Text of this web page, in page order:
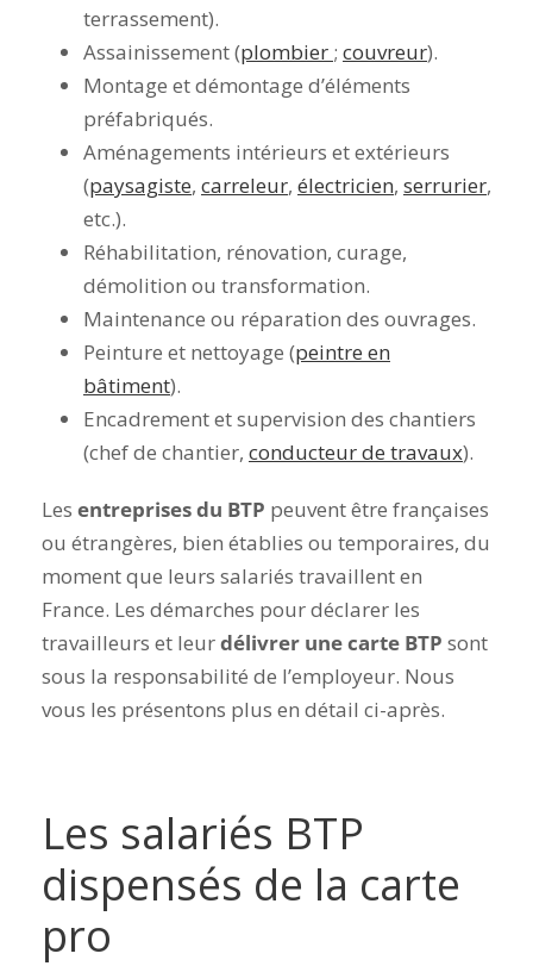
terrassement).
Assainissement (plombier ; couvreur).
Montage et démontage d’éléments
préfabriqués.
Aménagements intérieurs et extérieurs
(paysagiste, carreleur, électricien, serrurier,
etc.).
Réhabilitation, rénovation, curage,
démolition ou transformation.
Maintenance ou réparation des ouvrages.
Peinture et nettoyage (peintre en
bâtiment).
Encadrement et supervision des chantiers
(chef de chantier, conducteur de travaux).
Les entreprises du BTP peuvent être françaises
ou étrangères, bien établies ou temporaires, du
moment que leurs salariés travaillent en
France. Les démarches pour déclarer les
travailleurs et leurdélivrer une carte BTP sont
sous la responsabilité de l’employeur. Nous
vous les présentons plus en détail ci-après.
Les salariés BTP
dispensés de la carte
pro